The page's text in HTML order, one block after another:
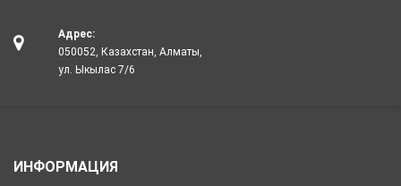
Адрес:
050052, Казахстан, Алматы,
ул. Ыкылас 7/6
ИНФОРМАЦИЯ